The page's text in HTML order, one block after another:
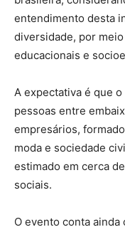
entendimento desta
diversidade, por
educacionais e
A expectativa é que
pessoas entre
empresários,
moda e sociedade
estimado em cerca
sociais.
O evento conta